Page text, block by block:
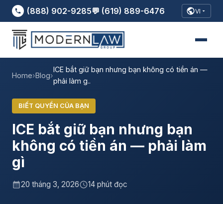
(888) 902-9285💬 (619) 889-6476 VI
Home›Blog›
ICE bắt giữ bạn nhưng bạn không có tiền án —
phải làm g..
BIẾT QUYỀN CỦA BẠN
ICE bắt giữ bạn nhưng bạn
không có tiền án — phải làm
gì
20 tháng 3, 2026 14 phút đọc